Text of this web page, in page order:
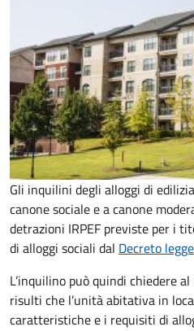
Gli inquilini degli alloggi di
canone sociale e a canone
detrazioni IRPEF previste per i
di alloggi sociali dal Decreto
L’inquilino può quindi chiedere
risulti che l’unitàabitativa in
caratteristiche e i requisiti di